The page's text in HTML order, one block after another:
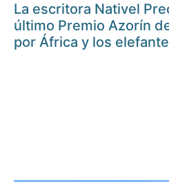
La escritora Nativel
último Premio Azorín
por África y los